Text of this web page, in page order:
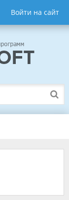
Войти на сайт